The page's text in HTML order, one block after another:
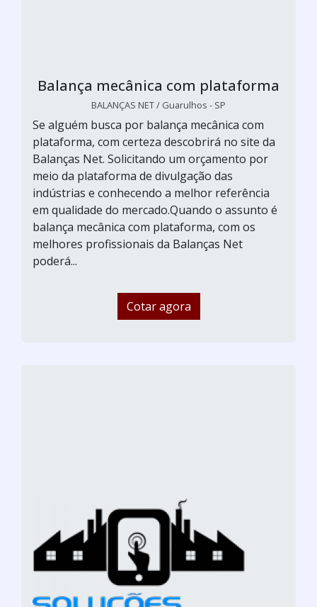
Balança mecânica com plataforma
BALANÇAS NET / Guarulhos - SP
Se alguém busca por balança mecânica com
plataforma, com certeza descobrirá no site da
Balanças Net. Solicitando um orçamento por
meio da plataforma de divulgação das
indústrias e conhecendo a melhor referência
em qualidade do mercado.Quando o assunto é
balança mecânica com plataforma, com os
melhores profissionais da Balanças Net
poderá...
Cotar agora